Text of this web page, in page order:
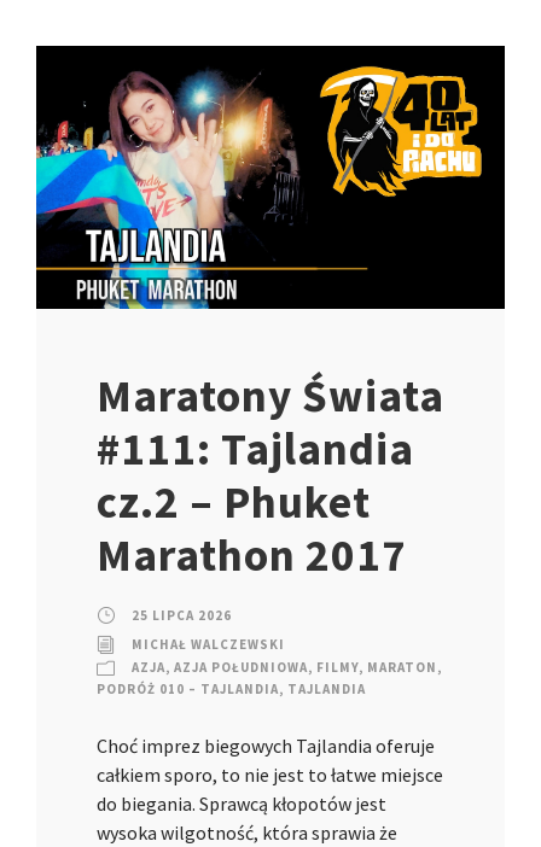
Maratony Świata
#111: Tajlandia
cz.2 – Phuket
Marathon 2017
25 LIPCA 2026
MICHAŁ WALCZEWSKI
AZJA, AZJA POŁUDNIOWA, FILMY, MARATON ,
PODRÓŻ 010 – TAJLANDIA, TAJLANDIA
Choć imprez biegowych Tajlandia oferuje
całkiem sporo, to nie jest to łatwe miejsce
do biegania. Sprawcą kłopotów jest
wysoka wilgotność, która sprawia że